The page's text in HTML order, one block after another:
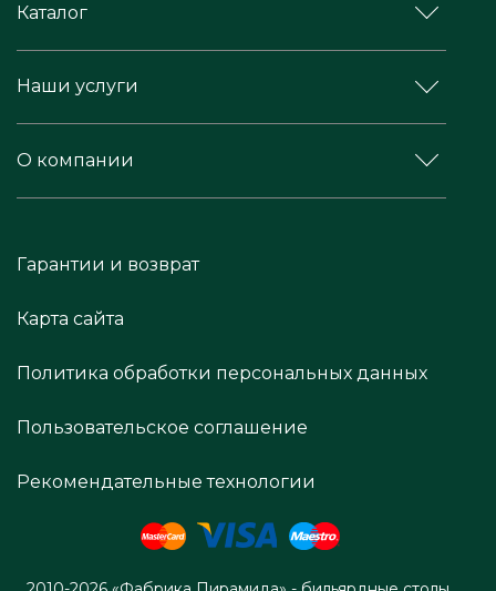
Каталог
Наши услуги
О компании
Гарантии и возврат
Карта сайта
Политика обработки персональных данных
Пользовательское соглашение
Рекомендательные технологии